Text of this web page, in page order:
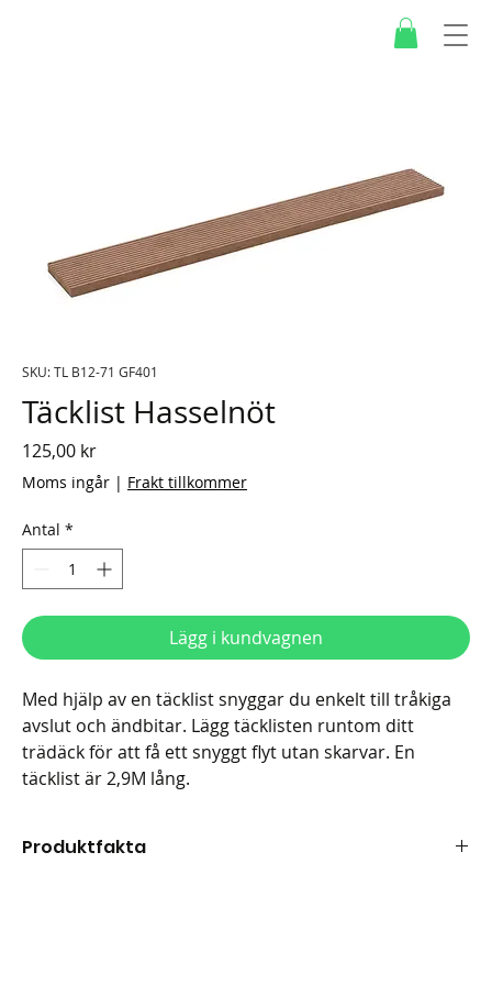
SKU: TL B12-71 GF401
Täcklist Hasselnöt
125,00 krPris
Moms ingår | Frakt tillkommer
Antal *
Lägg i kundvagnen
Med hjälp av en täcklist snyggar du enkelt till tråkiga
avslut och ändbitar. Lägg täcklisten runtom ditt
trädäck för att få ett snyggt flyt utan skarvar. En
täcklist är 2,9M lång.
Produktfakta